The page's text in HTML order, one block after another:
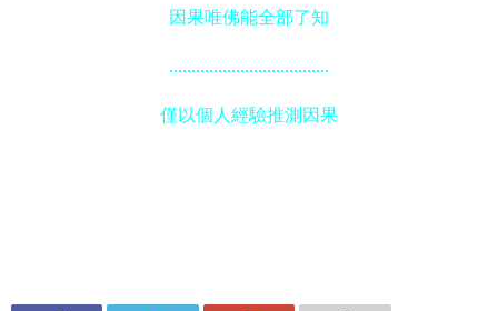
因果唯佛能全部了知
....................................
僅以個人經驗推測因果